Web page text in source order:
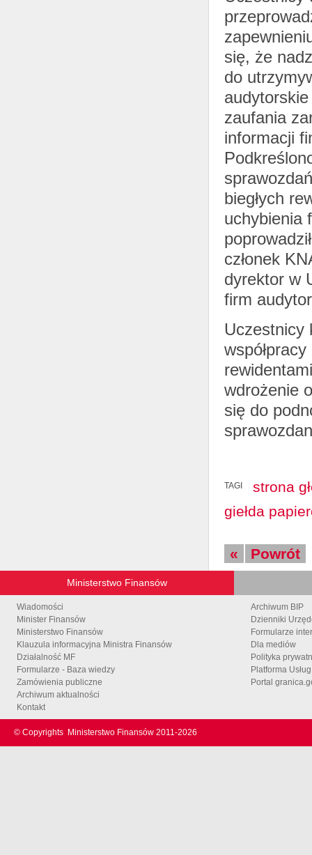
się, że
do
zaufania
informacji
biegłych
uchybienia
członek
dyrektor w
firm
Uczestnicy
wdrożenie
się do
TAGI
strona
giełda
« Powrót
Ministerstwo Finansów
Wiadomości
Minister Finansów
Ministerstwo Finansów
Klauzula informacyjna Ministra Finansów
Działalność MF
Formularze - Baza wiedzy
Zamówienia publiczne
Archiwum aktualności
Kontakt
Archiwum BIP
Dzienniki
Formularze
Dla mediów
Polityka
Platforma
Portal
© Copyrights Ministerstwo Finansów 2011-2026